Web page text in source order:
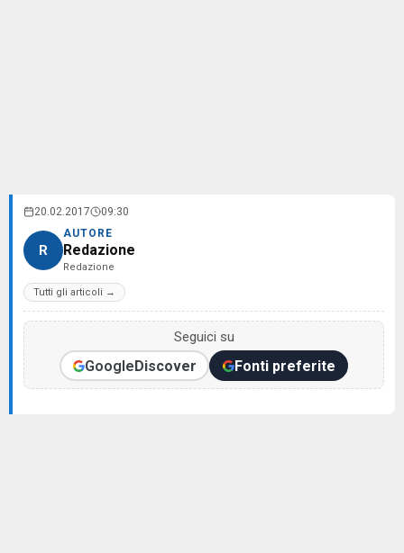
20.02.2017 09:30
R
AUTORE
Redazione
Redazione
Tutti gli articoli →
Seguici su
GoogleDiscover Fonti preferite